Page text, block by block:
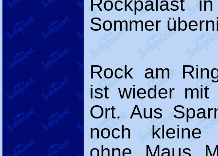
Rockpalast
Sommer
Rock am
ist wieder mit
Ort. Aus
noch kleine